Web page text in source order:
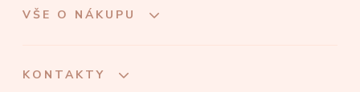
VŠE O NÁKUPU
KONTAKTY